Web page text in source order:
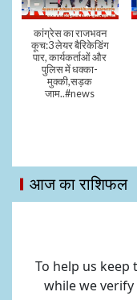
कांग्रेस का राजभवन
कूच:3 लेयर बैरिकेडिंग
पार, कार्यकर्ताओं और
पुलिस में धक्का-
मुक्की,सड़क
जाम..#news
आज का राशिफल